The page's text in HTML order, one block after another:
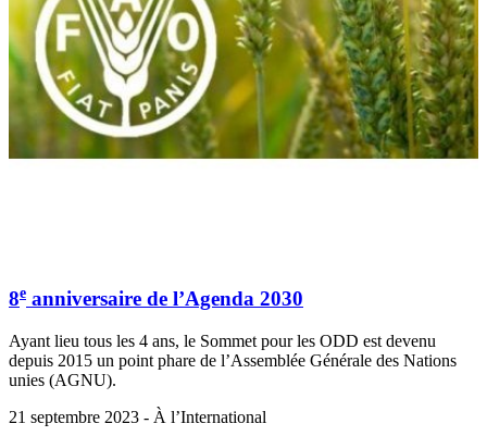
8e anniversaire de l’Agenda 2030
Ayant lieu tous les 4 ans, le Sommet pour les ODD est devenu
depuis 2015 un point phare de l’Assemblée Générale des Nations
unies (AGNU).
21 septembre 2023 - À l’International